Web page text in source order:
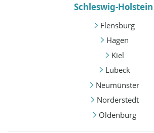
Schleswig-Holstein
Flensburg
Hagen
Kiel
Lübeck
Neumünster
Norderstedt
Oldenburg